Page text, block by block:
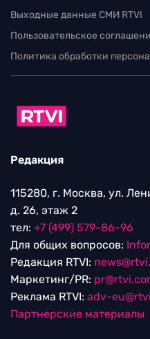
Выходные данные СМИ RTVI
Пользовательское
Политика обработки
Редакция
115280, г. Москва, ул.
д. 26, этаж 2
тел: +7 (499) 579-86-96
Для общих вопросов:
Редакция RTVI:
Маркетинг/PR:
Реклама RTVI: adv-
Партнерские материалы